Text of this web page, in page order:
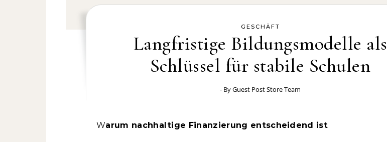
GESCHÄFT
Langfristige Bildungsmodelle als
Schlüssel für stabile Schulen
- ByGuest Post Store Team
Warum nachhaltige Finanzierung entscheidend ist